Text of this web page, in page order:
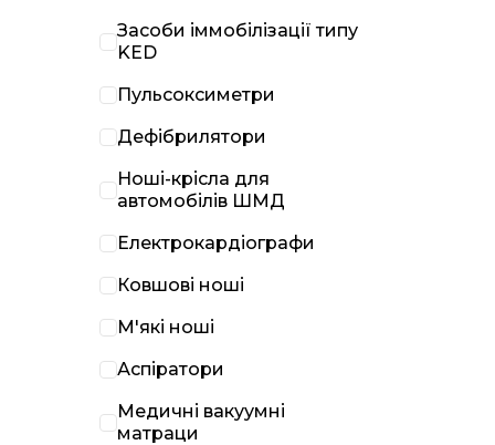
Засоби іммобілізації типу
KED
Пульсоксиметри
Дефібрилятори
Ноші-крісла для
автомобілів ШМД
Електрокардіографи
Ковшові ноші
М'які ноші
Аспіратори
Медичні вакуумні
матраци